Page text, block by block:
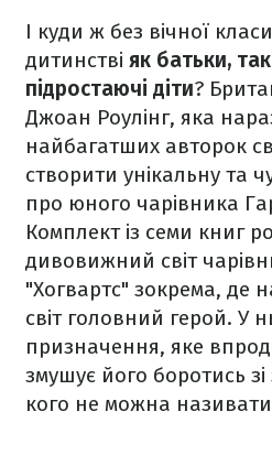
І куди ж без вічної
дитинстві як батьки, так
підростаючі діти?
Джоан Роулінг, яка
найбагатших авторок
створити унікальну та
про юного чарівника
Комплект із семи книг
дивовижний світ
"Хогвартс" зокрема, де
світ головний герой. У
призначення, яке
змушує його боротись
кого не можна